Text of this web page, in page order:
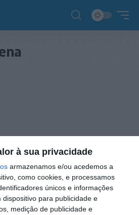
à sua privacidade
armazenamos e/ou acedemos a
como cookies, e processamos
únicos e informações
para publicidade e
medição de publicidade e